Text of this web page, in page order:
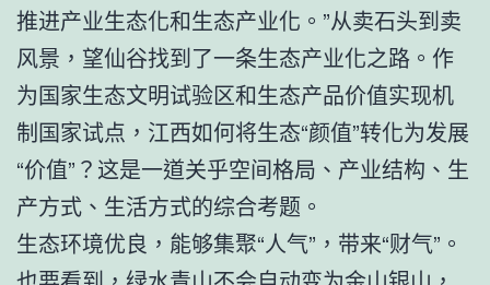
推进产业生态化和生态产业化。”从卖石头到卖
风景，望仙谷找到了一条生态产业化之路。作
为国家生态文明试验区和生态产品价值实现机
制国家试点，江西如何将生态“颜值”转化为发展
“价值”？这是一道关乎空间格局、产业结构、生
产方式、生活方式的综合考题。
生态环境优良，能够集聚“人气”，带来“财气”。